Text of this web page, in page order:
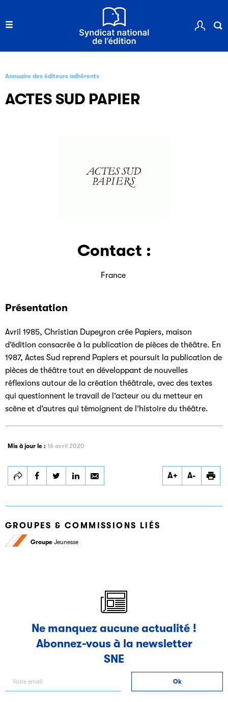
Annuaire des éditeurs adhérents
ACTES SUD PAPIER
Contact :
France
Présentation
Avril 1985, Christian Dupeyron crée Papiers, maison
d’édition consacrée à la publication de pièces de théâtre. En
1987, Actes Sud reprend Papiers et poursuit la publication de
pièces de théâtre tout en développant de nouvelles
réflexions autour de la création théâtrale, avec des textes
qui questionnent le travail de l’acteur ou du metteur en
scène et d’autres qui témoignent de l’histoire du théâtre.
Mis à jour le : 16 avril 2020
Partager
ACTES SUD
Partager
ACTES SUD
Partager
ACTES SUD
A+ A-
GROUPES & COMMISSIONS LIÉS
Groupe Jeunesse
Ne manquez aucune actualité !
Abonnez-vous à la newsletter
SNE